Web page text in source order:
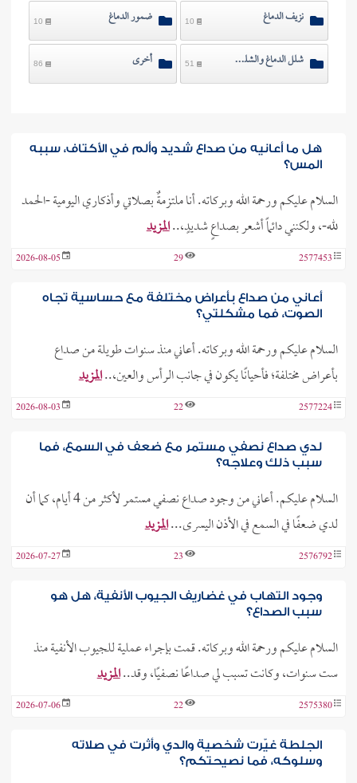
نزيف الدماغ ضمور الدماغ 10
شلل الدماغ والشلل بشكل عام أخرى 86
هل ما أعانيه من صداع شديد وألم في الأكتاف، سببه
المس؟
السلام عليكم ورحمة الله وبركاته. أنا ملتزمةٌ بصلاتي وأذكاري اليومية -الحمد
لله-، ولكنني دائماً أشعر بصداعٍ شديدٍ،..المزيد
2577453
29
2026-08-05
أعاني من صداع بأعراض مختلفة مع حساسية تجاه
الصوت، فما مشكلتي؟
السلام عليكم ورحمة الله وبركاته. أعاني منذ سنوات طويلة من صداع
بأعراض مختلفة؛ فأحيانًا يكون في جانب الرأس والعين،..المزيد
2577224
22
2026-08-03
لدي صداع نصفي مستمر مع ضعف في السمع، فما
سبب ذلك وعلاجه؟
السلام عليكم. أعاني من وجود صداع نصفي مستمر لأكثر من 4 أيام، كما أن
لدي ضعفًا في السمع في الأذن اليسرى...المزيد
2576792
23
2026-07-27
وجود التهاب في غضاريف الجيوب الأنفية، هل هو
سبب الصداع؟
السلام عليكم ورحمة الله وبركاته. قمت بإجراء عملية للجيوب الأنفية منذ
ست سنوات، وكانت تسبب لي صداعًا نصفيًا، وقد..المزيد
2575380
22
2026-07-06
الجلطة غيّرت شخصية والدي وأثرت في صلاته
وسلوكه، فما نصيحتكم؟